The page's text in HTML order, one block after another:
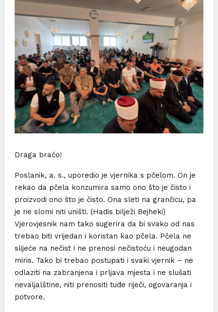
Draga braćo!
Poslanik, a. s., uporedio je vjernika s pčelom. On je
rekao da pčela konzumira samo ono što je čisto i
proizvodi ono što je čisto. Ona sleti na grančicu, pa
je ne slomi niti uništi. (Hadis bilježi Bejheki)
Vjerovjesnik nam tako sugerira da bi svako od nas
trebao biti vrijedan i koristan kao pčela. Pčela ne
slijeće na nečist i ne prenosi nečistoću i neugodan
miris. Tako bi trebao postupati i svaki vjernik – ne
odlaziti na zabranjena i prljava mjesta i ne slušati
nevaljalštine, niti prenositi tuđe riječi, ogovaranja i
potvore.